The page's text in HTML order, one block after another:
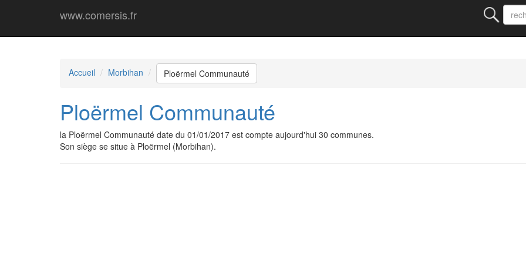
www.comersis.fr
Accueil Morbihan Ploërmel Communauté
Ploërmel Communauté
la Ploërmel Communauté date du 01/01/2017 est compte aujourd'hui 30 communes.
Son siège se situe à Ploërmel (Morbihan).